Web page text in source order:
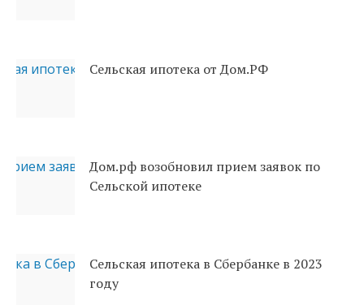
Сельская ипотека от Дом.РФ
Дом.рф возобновил прием заявок по
Сельской ипотеке
Сельская ипотека в Сбербанке в 2023
году